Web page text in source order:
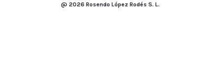
@ 2026 Rosendo López Rodés S. L.